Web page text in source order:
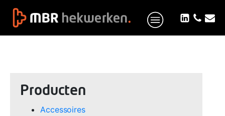
Producten
Accessoires